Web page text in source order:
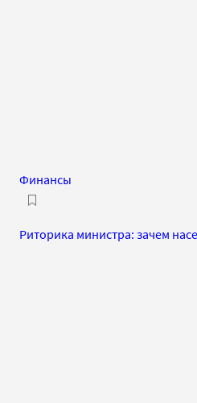
Финансы
Риторика министра: зачем